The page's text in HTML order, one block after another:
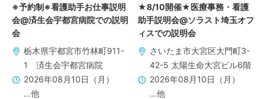
※予約制※看護助手お仕事説明
会@済生会宇都宮病院での説明
会
栃木県宇都宮市竹林町911-
1 済生会宇都宮病院
2026年08月10日（月）
…他
★8/10開催★医療事務・看護
助手説明会@ソラスト埼玉オフ
ィスでの説明会
さいたま市大宮区大門町3-
42-5 太陽生命大宮ビル6階
2026年08月10日（月）
…他